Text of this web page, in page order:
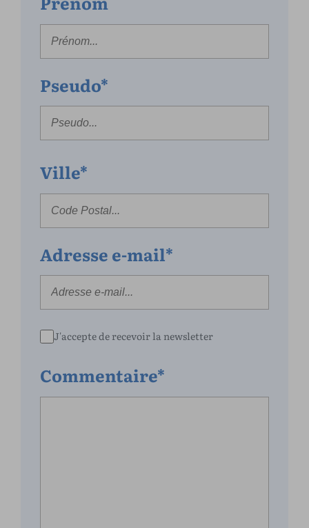
Pseudo*
Ville*
Adresse e-mail*
J'accepte de recevoir la newsletter
Commentaire*